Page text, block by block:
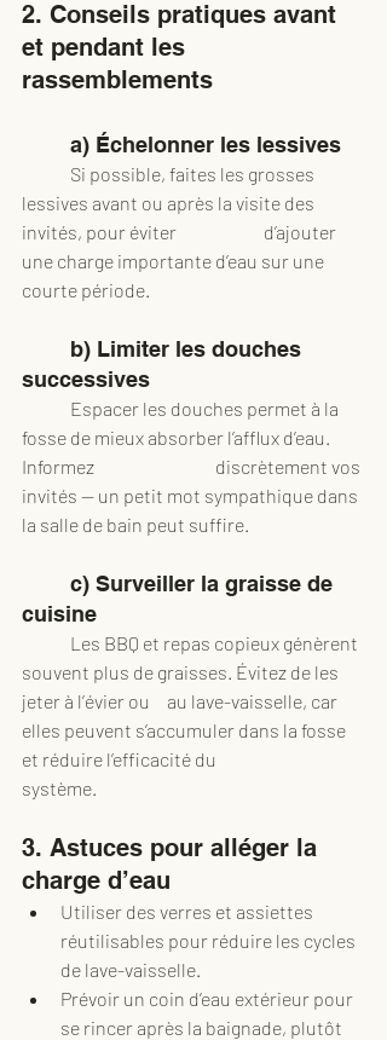
2. Conseils pratiques avant
et pendant les
rassemblements
	a) Échelonner les lessives
lessives avant ou après la visite des
invités, pour éviter 		d’ajouter
une charge importante d’eau sur une
courte période.
successives
fosse de mieux absorber l’afflux d’eau.
Informez 			discrètement vos
invités — un petit mot sympathique dans
la salle de bain peut suffire.
cuisine
souvent plus de graisses. Évitez de les
jeter à l’évier ou 	au lave-vaisselle, car
elles peuvent s’accumuler dans la fosse
et réduire l’efficacité du
système.
3. Astuces pour alléger la
charge d’eau
Utiliser des verres et assiettes
réutilisables pour réduire les cycles
de lave-vaisselle.
Prévoir un coin d’eau extérieur pour
se rincer après la baignade, plutôt